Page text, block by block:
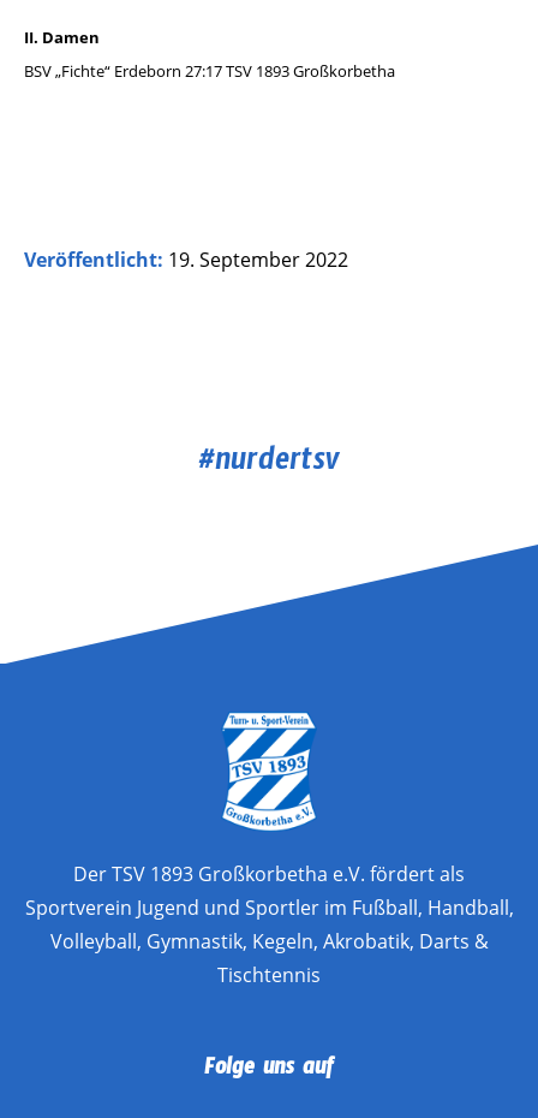
II. Damen
BSV „Fichte“ Erdeborn 27:17 TSV 1893 Großkorbetha
Veröffentlicht: 19. September 2022
#nurdertsv
Der TSV 1893 Großkorbetha e.V. fördert als
Sportverein Jugend und Sportler im Fußball, Handball,
Volleyball, Gymnastik, Kegeln, Akrobatik, Darts &
Tischtennis
Folge uns auf